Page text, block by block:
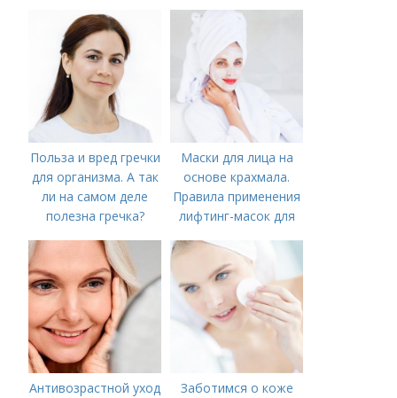
Польза и вред гречки
для организма. А так
ли на самом деле
полезна гречка?
Маски для лица на
основе крахмала.
Правила применения
лифтинг-масок для
Антивозрастной уход
Заботимся о коже